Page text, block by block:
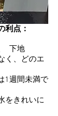
利点：
下地
く、どのエ
1週間未満で
をきれいに